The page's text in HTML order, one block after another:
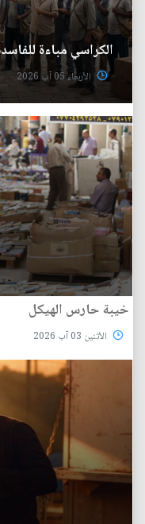
الكراسي مباءة
الأربعاء 05 آب 2026
خيبة حارس الهيكل
الأثنين 03 آب 2026